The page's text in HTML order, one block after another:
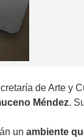
de Arte y
Méndez.
un ambiente